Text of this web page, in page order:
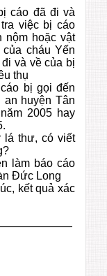
cáo đã đi và
việc bị cáo
nộm hoặc vật
cháu Yến
và về của bị
thụ
bị gọi đến
an huyện Tân
2005 hay
lá thư, có viết
làm báo cáo
Đức Long
kết quả xác